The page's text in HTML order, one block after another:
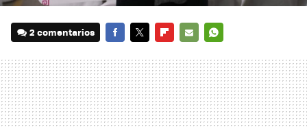
2 comentarios
MAIL